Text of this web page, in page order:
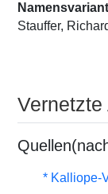
Stauffer,
Vernetzte
* Kalliope-